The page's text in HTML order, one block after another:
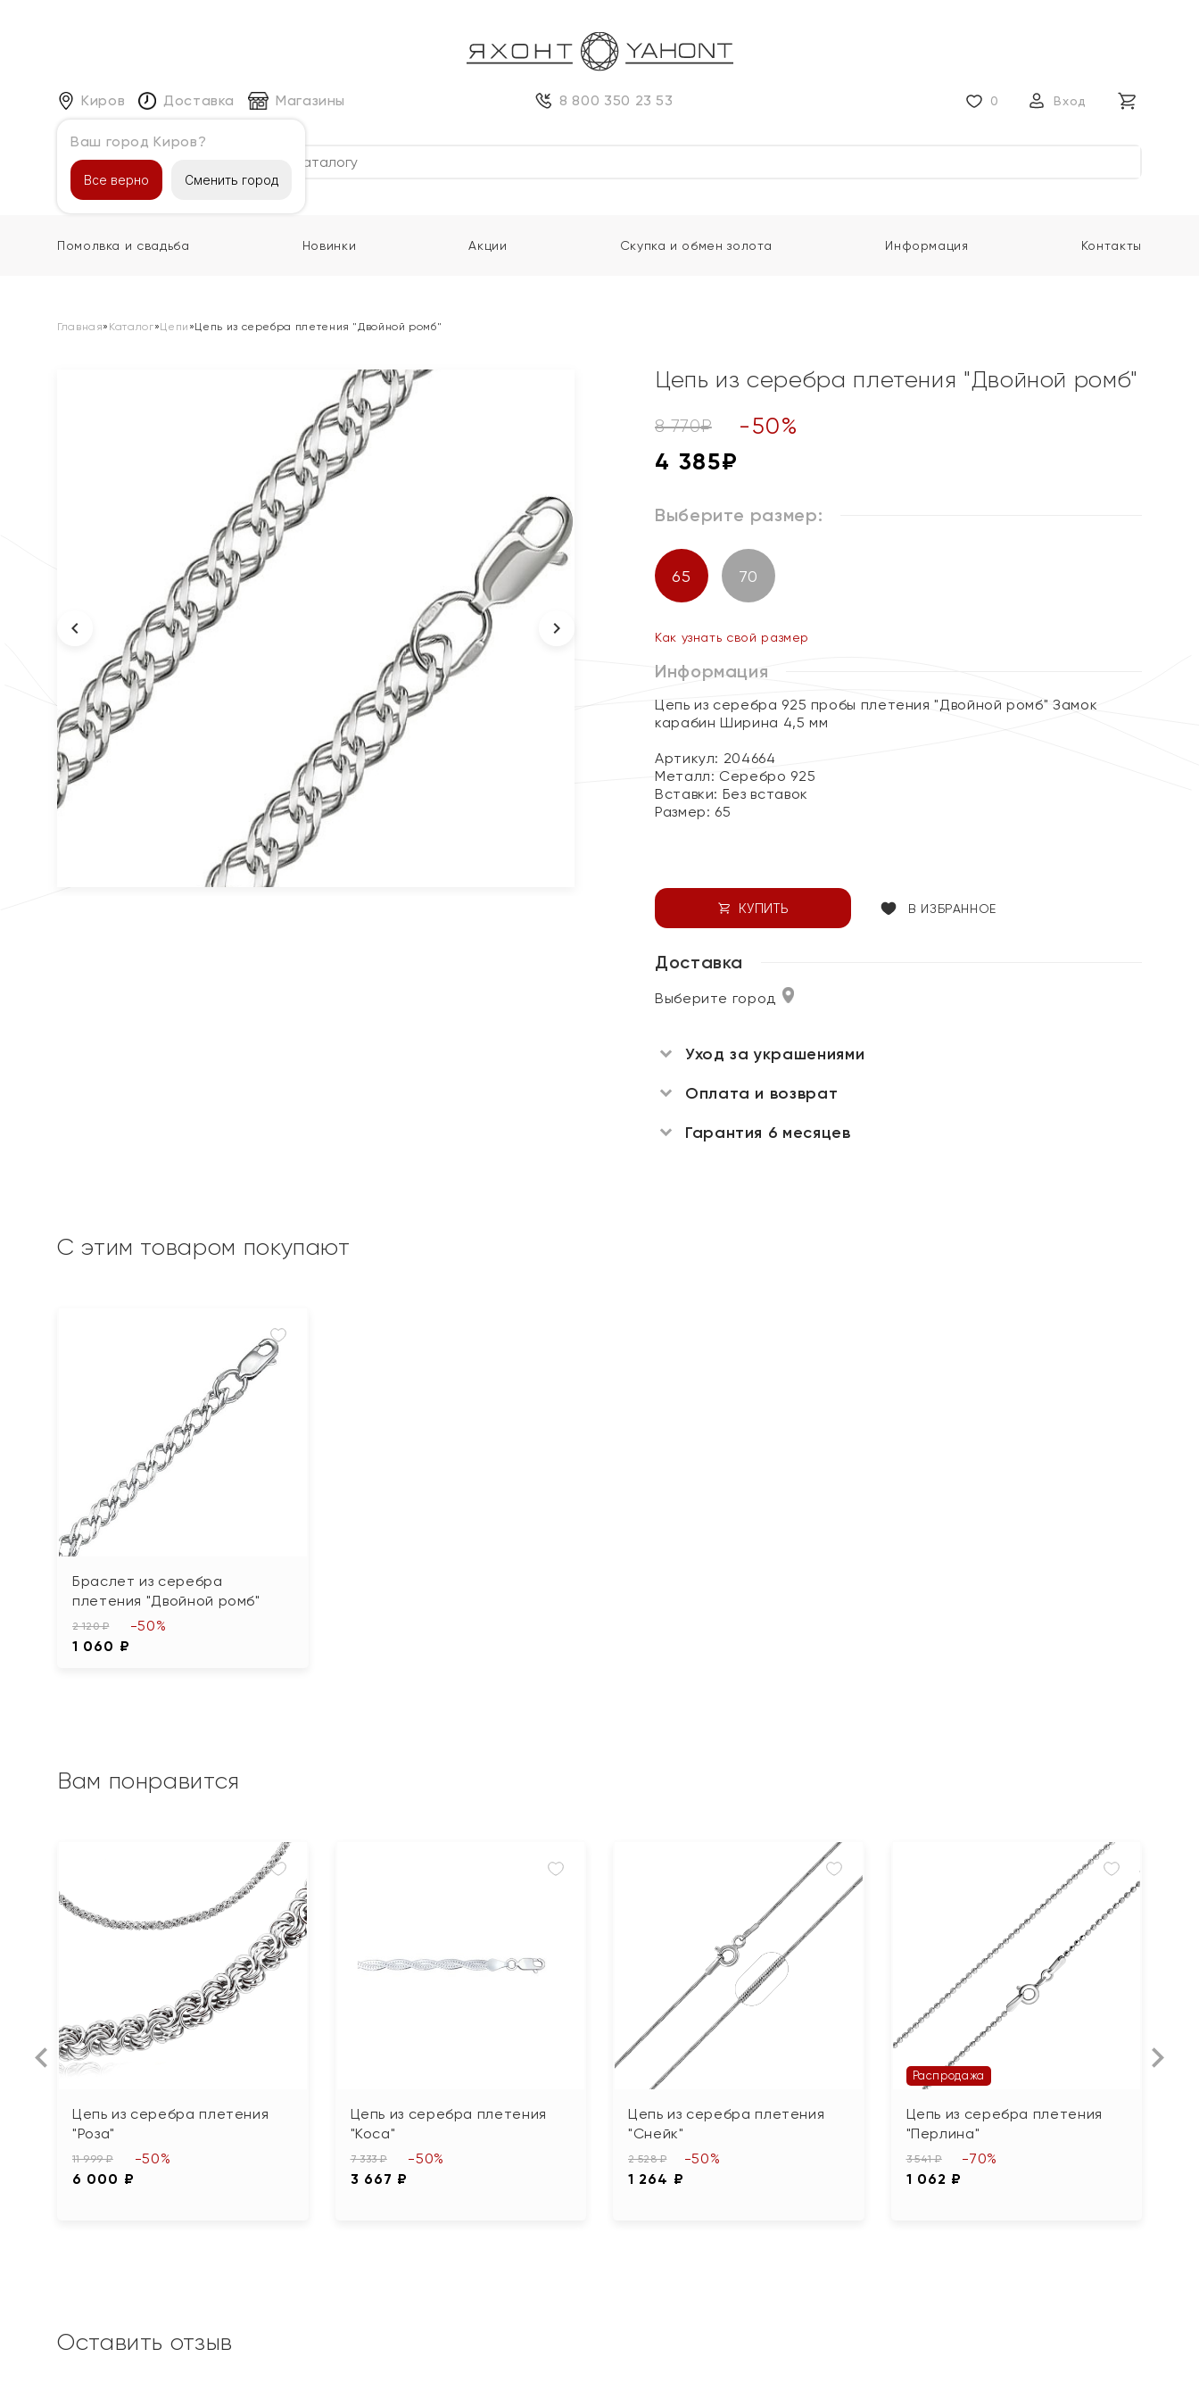
Киров
Ваш город Киров?
Все верно Сменить город
Доставка Магазины 8 800 350 23 53 0 Вход
Каталог
Помолвка и свадьба Новинки Акции Скупка и обмен золота Информация Контакты
Главная» Каталог»Цепи »Цепь из серебра плетения "Двойной ромб"
Цепь из серебра плетения "Двойной ромб"
8 770₽ -50%
4 385₽
Выберите размер:
65 70
Как узнать свой размер
Информация
Цепь из серебра 925 пробы плетения "Двойной ромб" Замок
карабин Ширина 4,5 мм
Артикул: 204664
Металл: Серебро 925
Вставки: Без вставок
Размер: 65
КУПИТЬ В ИЗБРАННОЕ
Доставка
Выберите город
Уход за украшениями
Оплата и возврат
Гарантия 6 месяцев
С этим товаром покупают
Браслет из серебра
плетения "Двойной ромб"
2 120 ₽
1 060 ₽
-50%
Вам понравится
Цепь из серебра плетения
"Роза"
11 999 ₽
6 000 ₽
-50%
Цепь из серебра плетения
"Коса"
7 333 ₽
3 667 ₽
-50%
Цепь из серебра плетения
"Снейк"
2 528 ₽
1 264 ₽
-50%
Распродажа
Цепь из серебра плетения
"Перлина"
3 541 ₽
1 062 ₽
-70%
Оставить отзыв